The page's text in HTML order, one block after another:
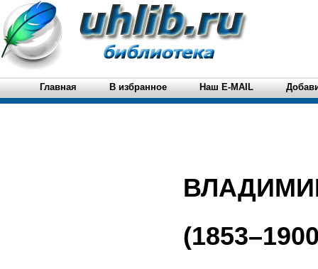
Главная В избранное Наш E-MAIL